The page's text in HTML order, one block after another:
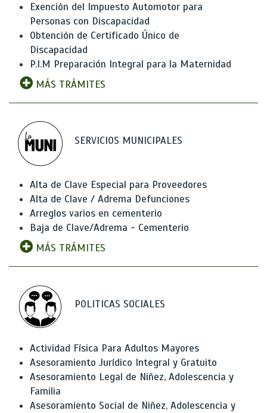
Exención del Impuesto Automotor para
Personas con Discapacidad
Obtención de Certificado Único de
Discapacidad
P.I.M Preparación Integral para la Maternidad
MÁS TRÁMITES
SERVICIOS MUNICIPALES
Alta de Clave Especial para Proveedores
Alta de Clave / Adrema Defunciones
Arreglos varios en cementerio
Baja de Clave/Adrema - Cementerio
MÁS TRÁMITES
POLITICAS SOCIALES
Actividad Física Para Adultos Mayores
Asesoramiento Jurídico Integral y Gratuito
Asesoramiento Legal de Niñez, Adolescencia y
Familia
Asesoramiento Social de Niñez, Adolescencia y